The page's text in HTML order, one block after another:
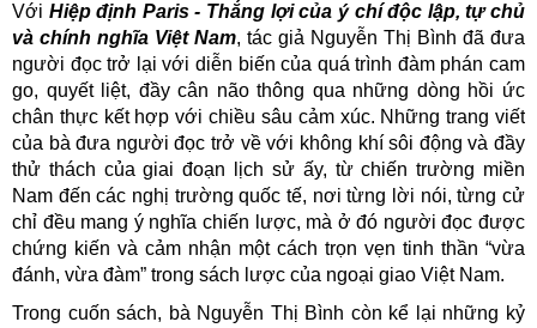
Với Hiệp định Paris - Thắng lợi của ý chí độc lập, tự chủ
và chính nghĩa Việt Nam, tác giả Nguyễn Thị Bình đã đưa
người đọc trở lại với diễn biến của quá trình đàm phán cam
go, quyết liệt, đầy cân não thông qua những dòng hồi ức
chân thực kết hợp với chiều sâu cảm xúc. Những trang viết
của bà đưa người đọc trở về với không khí sôi động và đầy
thử thách của giai đoạn lịch sử ấy, từ chiến trường miền
Nam đến các nghị trường quốc tế, nơi từng lời nói, từng cử
chỉ đều mang ý nghĩa chiến lược, mà ở đó người đọc được
chứng kiến và cảm nhận một cách trọn vẹn tinh thần “vừa
đánh, vừa đàm” trong sách lược của ngoại giao Việt Nam.
Trong cuốn sách, bà Nguyễn Thị Bình còn kể lại những kỷ